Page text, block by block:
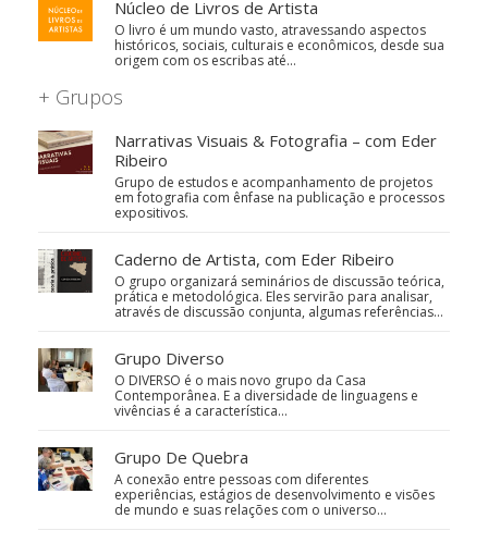
Núcleo de Livros de Artista
O livro é um mundo vasto, atravessando aspectos
históricos, sociais, culturais e econômicos, desde sua
origem com os escribas até…
+ Grupos
Narrativas Visuais & Fotografia – com Eder
Ribeiro
Grupo de estudos e acompanhamento de projetos
em fotografia com ênfase na publicação e processos
expositivos.
Caderno de Artista, com Eder Ribeiro
O grupo organizará seminários de discussão teórica,
prática e metodológica. Eles servirão para analisar,
através de discussão conjunta, algumas referências…
Grupo Diverso
O DIVERSO é o mais novo grupo da Casa
Contemporânea. E a diversidade de linguagens e
vivências é a característica…
Grupo De Quebra
A conexão entre pessoas com diferentes
experiências, estágios de desenvolvimento e visões
de mundo e suas relações com o universo…